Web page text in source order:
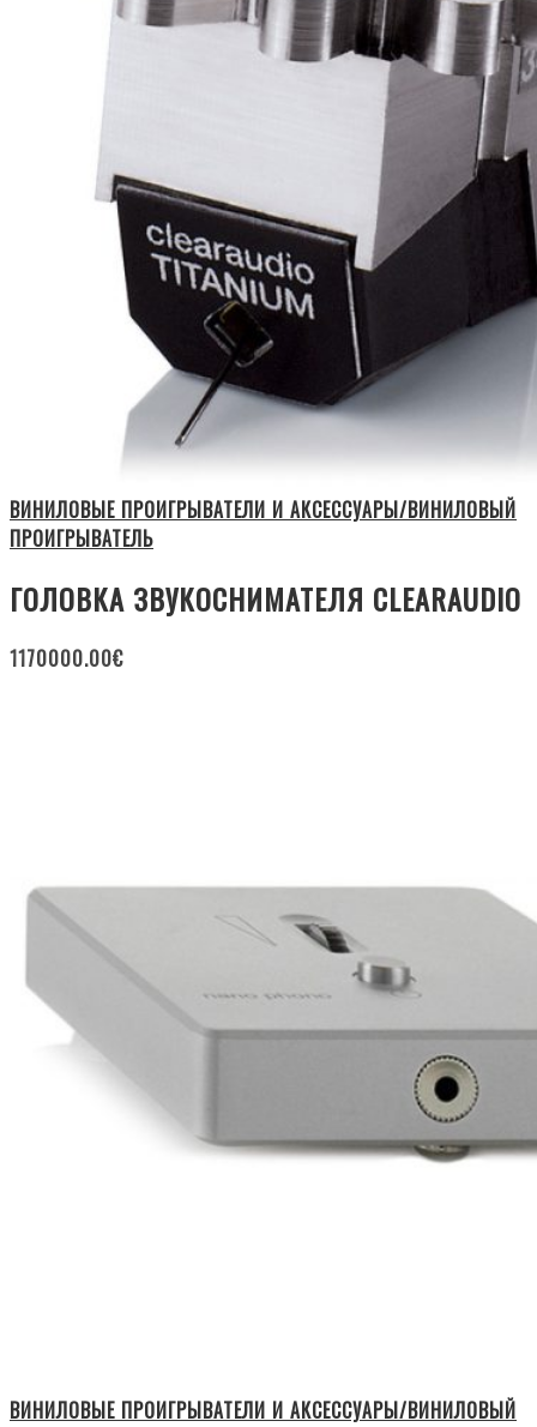
ВИНИЛОВЫЕ ПРОИГРЫВАТЕЛИ И АКСЕССУАРЫ/ВИНИЛОВЫЙ
ПРОИГРЫВАТЕЛЬ
ГОЛОВКА ЗВУКОСНИМАТЕЛЯ CLEARAUDIO
1170000.00€
ВИНИЛОВЫЕ ПРОИГРЫВАТЕЛИ И АКСЕССУАРЫ/ВИНИЛОВЫЙ